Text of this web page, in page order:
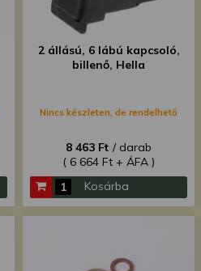
2 állású, 6 lábú kapcsoló,
billenő, Hella
Nincs készleten, de rendelhető
8 463 Ft / darab
( 6 664 Ft + ÁFA )
Kosárba